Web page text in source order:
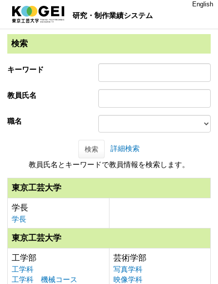
研究・制作業績システム
English
検索
キーワード
教員氏名
職名
検索
詳細検索
教員氏名とキーワードで教員情報を検索します。
東京工芸大学
学長
学長
東京工芸大学
工学部
工学科
工学科 機械コース
芸術学部
写真学科
映像学科